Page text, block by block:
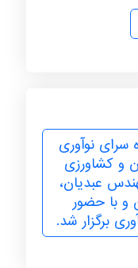
نوآوری
و کشاورزی
عبدیان،
و با حضور
برگزار شد.